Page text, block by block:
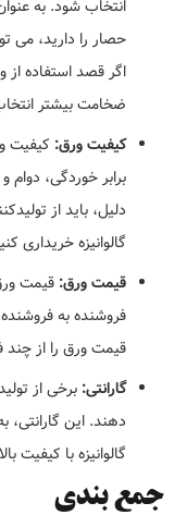
انتخاب شود. به
حصار را دارید، می
اگر قصد استفاده
ضخامت بیشتر
کیفیت ورق: کیفیت
برابر خوردگی،
دلیل، باید از
گالوانیزه خریداری
قیمت ورق: قیمت ورق
فروشنده به
قیمت ورق را از
گارانتی: برخی از
دهند. این
گالوانیزه با کیفیت
جمع بندی